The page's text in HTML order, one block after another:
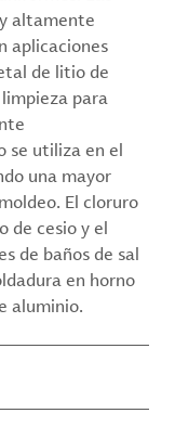
altamente
aplicaciones
de litio de
para
se utiliza en el
una mayor
El cloruro
de cesio y el
de baños de sal
en horno
aluminio.